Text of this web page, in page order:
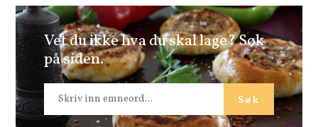
Vet du ikke hva du skal lage? Søk
på siden.